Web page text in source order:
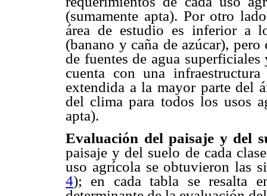
(sumamente apta). Por otro
área de estudio es inferior a
(banano y caña de azúcar),
de fuentes de agua
cuenta con una
extendida a la mayor parte del
del clima para todos los usos
apta).
Evaluación del paisaje y del
paisaje y del suelo de cada
uso agrícola se obtuvieron las
4); en cada tabla se resalta